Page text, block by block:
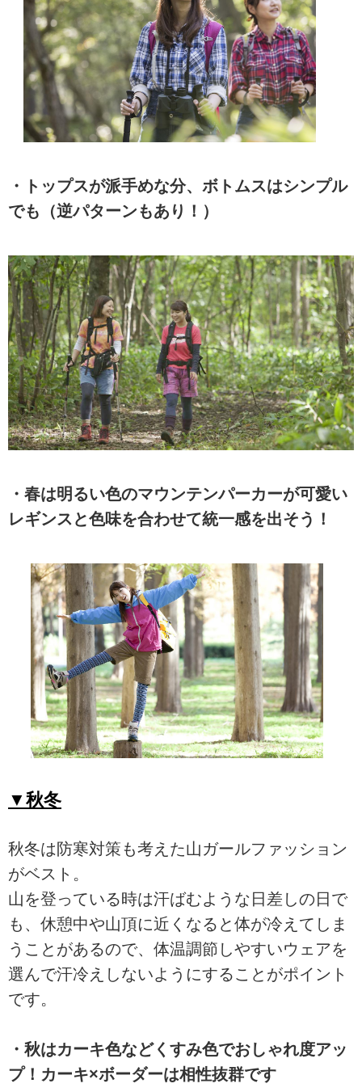
・トップスが派手めな分、ボトムスはシンプル
でも（逆パターンもあり！）
・春は明るい色のマウンテンパーカーが可愛い
レギンスと色味を合わせて統一感を出そう！
▼秋冬
秋冬は防寒対策も考えた山ガールファッション
がベスト。
山を登っている時は汗ばむような日差しの日で
も、休憩中や山頂に近くなると体が冷えてしま
うことがあるので、体温調節しやすいウェアを
選んで汗冷えしないようにすることがポイント
です。
・秋はカーキ色などくすみ色でおしゃれ度アッ
プ！カーキ×ボーダーは相性抜群です